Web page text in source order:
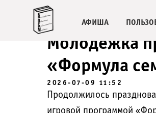
АФИША
Молодежка
«Формула
2026-07-09 11:52
Продолжилось
игровой программой